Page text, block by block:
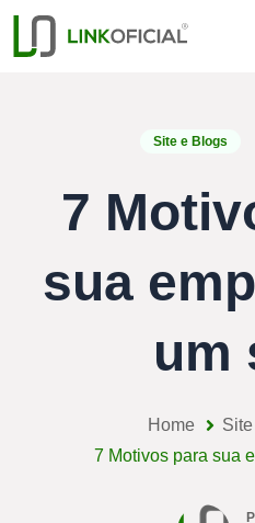
Site e Blogs
7
sua
um
Home
7 Motivos para sua